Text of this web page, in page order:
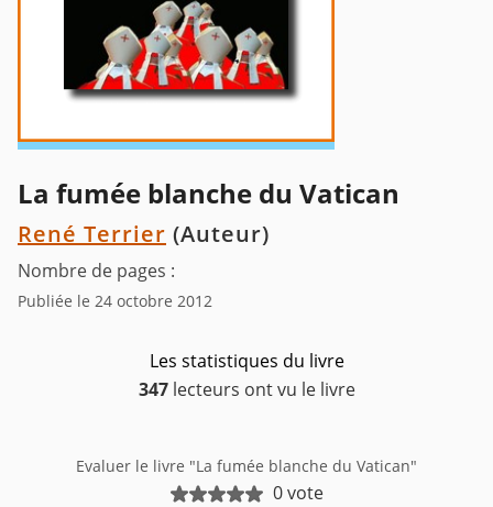
La fumée blanche du Vatican
René Terrier (Auteur)
Nombre de pages :
Publiée le 24 octobre 2012
Les statistiques du livre
347lecteurs ont vu le livre
Evaluer le livre "La fumée blanche du Vatican"
0 vote